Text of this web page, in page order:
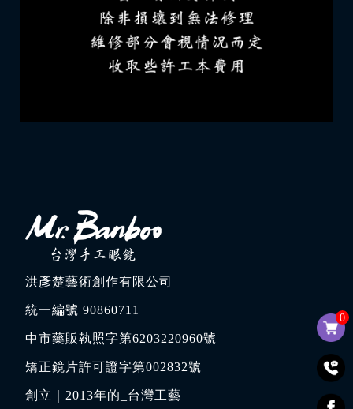
0
洪彥楚藝術創作有限公司
統一編號 90860711
中市藥販執照字第6203220960號
矯正鏡片許可證字第002832號
創立｜2013年的_台灣工藝